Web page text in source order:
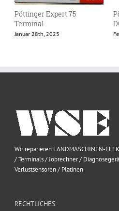
Pöttinger Expert 75
Terminal
Januar 28th, 2025
Wir reparieren LANDMASCHINEN-
/ Terminals / Jobrechner /
Verlustsensoren / Platinen
RECHTLICHES